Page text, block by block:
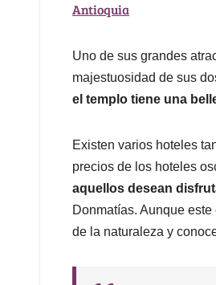
Antioquia
Uno de sus grandes
majestuosidad de sus
el templo tiene una
Existen varios hoteles
precios de los hoteles
aquellos desean
Donmatías. Aunque
de la naturaleza y